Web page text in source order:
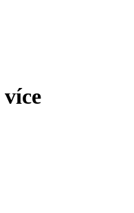
více